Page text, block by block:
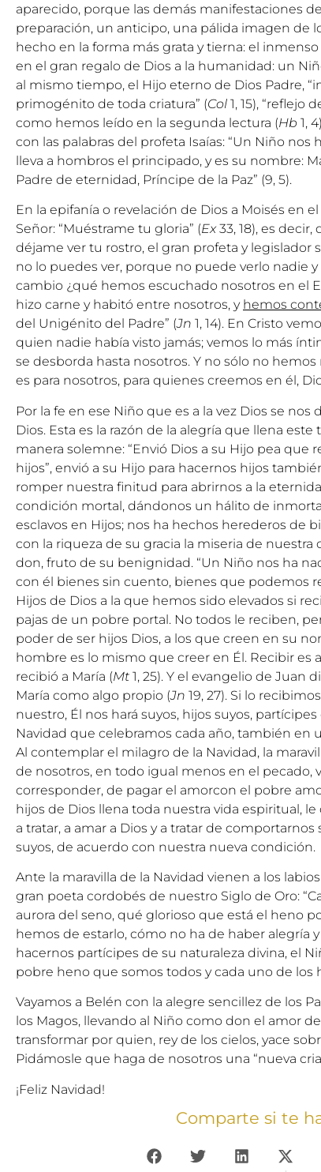
aparecido, porque las demás manifestaciones
preparación, un anticipo, una pálida imagen de
hecho en la forma más grata y tierna: el
en el gran regalo de Dios a la humanidad: un
al mismo tiempo, el Hijo eterno de Dios Padre,
primogénito de toda criatura” (Col 1, 15), “reflejo
como hemos leído en la segunda lectura (Hb 1,
con las palabras del profeta Isaías: “Un Niño nos
lleva a hombros el principado, y es su nombre:
Padre de eternidad, Príncipe de la Paz” (9, 5).
En la epifanía o revelación de Dios a Moisés en
Señor: “Muéstrame tu gloria” (Ex33, 18), es
déjame ver tu rostro, el gran profeta y legislador
no lo puedes ver, porque no puede verlo nadie y
cambio ¿qué hemos escuchado nosotros en el
hizo carne y habitó entre nosotros, y hemos
del Unigénito del Padre” (Jn 1, 14). En Cristo
quien nadie había visto jamás; vemos lo más
se desborda hasta nosotros. Y no sólo no
es para nosotros, para quienes creemos en él,
Por la fe en ese Niño que es a la vez Dios se nos
Dios. Esta es la razón de la alegría que llena
manera solemne: “Envió Dios a su Hijo pea que
hijos”, envió a su Hijo para hacernos hijos
romper nuestra finitud para abrirnos a la
condición mortal, dándonos un hálito de
esclavos en Hijos; nos ha hechos herederos de
con la riqueza de su gracia la miseria de
don, fruto de su benignidad. “Un Niño nos ha
con él bienes sin cuento, bienes que podemos
Hijos de Dios a la que hemos sido elevados si
pajas de un pobre portal. No todos le reciben,
poder de ser hijos Dios, a los que creen en su
hombre es lo mismo que creer en Él. Recibir es
recibió a María (Mt 1, 25). Y el evangelio de Juan
María como algo propio (Jn 19, 27). Si lo
nuestro, Él nos hará suyos, hijos suyos,
Navidad que celebramos cada año, también en
Al contemplar el milagro de la Navidad, la
de nosotros, en todo igual menos en el pecado,
corresponder, de pagar el amorcon el pobre
hijos de Dios llena toda nuestra vida espiritual,
a tratar, a amar a Dios y a tratar de
suyos, de acuerdo con nuestra nueva condición.
Ante la maravilla de la Navidad vienen a los
gran poeta cordobés de nuestro Siglo de Oro:
aurora del seno, qué glorioso que está el heno
hemos de estarlo, cómo no ha de haber alegría
hacernos partícipes de su naturaleza divina, el
pobre heno que somos todos y cada uno de los
Vayamos a Belén con la alegre sencillez de los
los Magos, llevando al Niño como don el amor
transformar por quien, rey de los cielos, yace
Pidámosle que haga de nosotros una “nueva
¡Feliz Navidad!
Comparte si te